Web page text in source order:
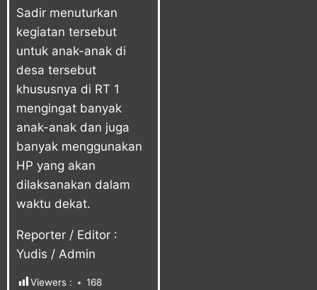
Sadir menuturkan
kegiatan tersebut
untuk anak-anak di
desa tersebut
khususnya di RT 1
mengingat banyak
anak-anak dan juga
banyak menggunakan
HP yang akan
dilaksanakan dalam
waktu dekat.
Reporter / Editor :
Yudis / Admin
Viewers : 168